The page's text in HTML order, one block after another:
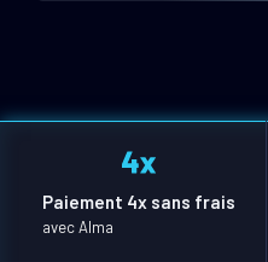
Paiement 4x sans frais
avec Alma